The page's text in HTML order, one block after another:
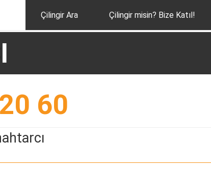
Çilingir Ara Çilingir misin? Bize Katıl!
60